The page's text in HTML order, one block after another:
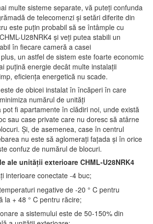
multe sisteme separate, vă puteți confunda
de telecomenzi și setări diferite din
este puțin probabil să se întâmple cu
U28NRK4 și veți putea stabili un
în fiecare cameră a casei
un astfel de sistem este foarte economic
puțină energie decât multe instalații
eficiența energetică nu scade.
de obicei instalat în încăperi în care
numărul de unități
pot fi apartamente în clădiri noi, unde există
sau case private care nu doresc să atârne
Și, de asemenea, case în centrul
nu este să aglomerați fațada și în orice
confuz de numărul de blocuri.
ale unității exterioare CHML-U28NRK4
interioare conectate -4 buc;
negative de -20 ° C pentru
la + 48 ° C pentru răcire;
a sistemului este de 50-150% din